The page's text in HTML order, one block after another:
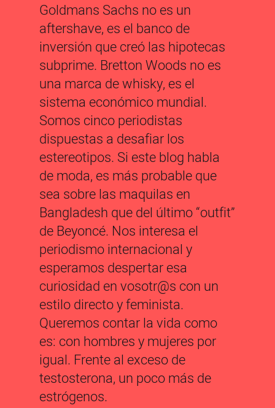
Goldmans Sachs no es un
aftershave, es el banco de
inversión que creó las hipotecas
subprime. Bretton Woods no es
una marca de whisky, es el
sistema económico mundial.
Somos cinco periodistas
dispuestas a desafiar los
estereotipos. Si este blog habla
de moda, es más probable que
sea sobre las maquilas en
Bangladesh que del último “outfit”
de Beyoncé. Nos interesa el
periodismo internacional y
esperamos despertar esa
curiosidad en vosotr@s con un
estilo directo y feminista.
Queremos contar la vida como
es: con hombres y mujeres por
igual. Frente al exceso de
testosterona, un poco más de
estrógenos.